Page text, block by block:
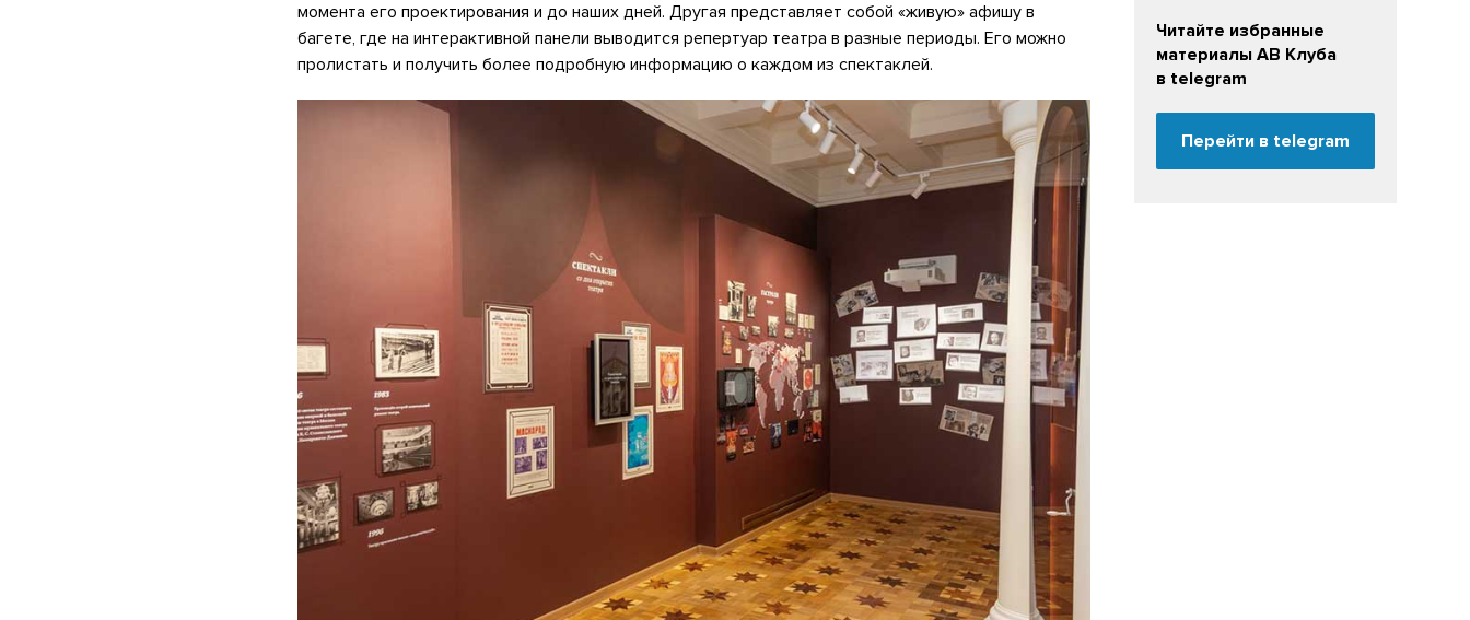
момента его проектирования и до наших дней. Другая представляет собой «живую» афишу в
багете, где на интерактивной панели выводится репертуар театра в разные периоды. Его можно
пролистать и получить более подробную информацию о каждом из спектаклей.
Читайте избранные
материалы АВ Клуба
в telegram
Перейти в telegram